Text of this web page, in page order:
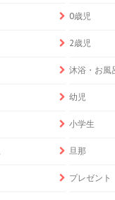
0歳児
2歳児
沐浴・お風
幼児
小学生
旦那
プレゼント